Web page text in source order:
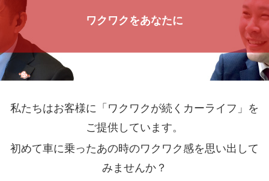
ワクワクをあなたに
私たちはお客様に「ワクワクが続くカーライフ」を
ご提供しています。
初めて車に乗ったあの時のワクワク感を思い出して
みませんか？